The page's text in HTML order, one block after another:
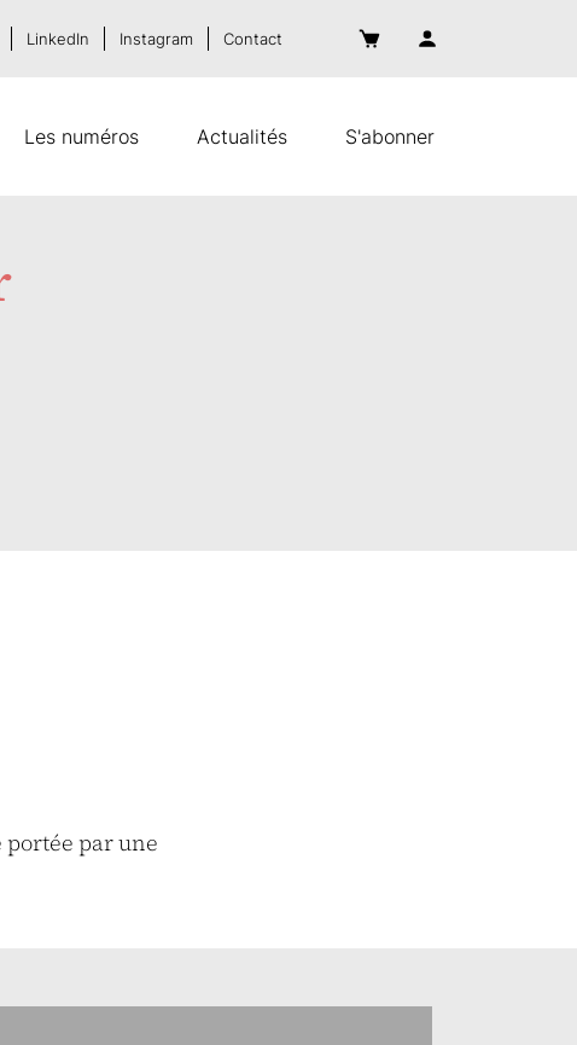
Les numéros Actualités S'abonner
LinkedIn Instagram Contact
portée par une